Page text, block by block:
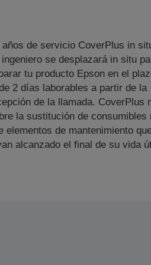
años de servicio CoverPlus in
ingeniero se desplazará in situ
tu producto Epson en el
2 días laborables a partir de la
de la llamada. CoverPlus
la sustitución de consumibles
elementos de mantenimiento
alcanzado el final de su vida